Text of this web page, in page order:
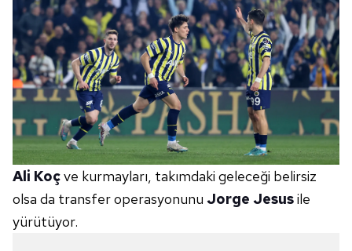
Ali Koçve kurmayları, takımdaki geleceği belirsiz
olsa da transfer operasyonunu Jorge Jesusile
yürütüyor.